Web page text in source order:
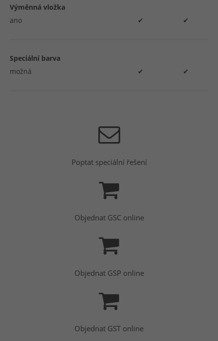
Výměnná vložka
ano
✔ ✔
Speciální barva
možná
✔ ✔
Poptat speciální řešení
Objednat GSC online
Objednat GSP online
Objednat GST online